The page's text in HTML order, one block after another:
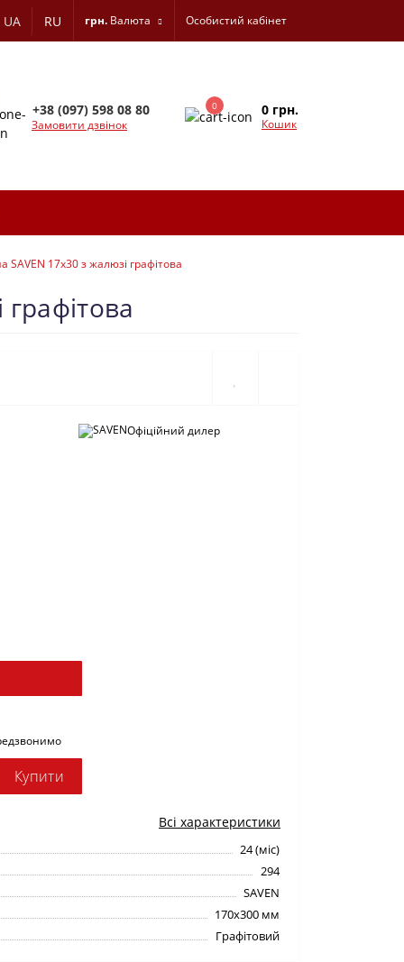
UA RU грн. Валюта Особистий кабінет
+38 (097) 598 08 80
Замовити дзвінок
0 0 грн.
Кошик
SAVEN 17х30 з жалюзі графітова
Офіційний дилер
Всі характеристики
24 (міс)
294
SAVEN
170х300 мм
Графітовий
Купити